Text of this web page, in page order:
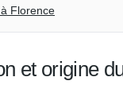
Florence
et origine